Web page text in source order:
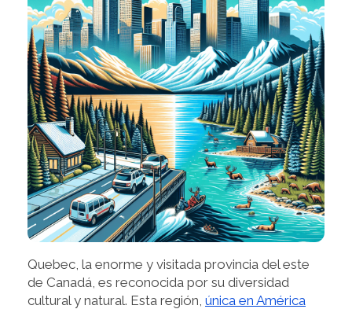
Quebec, la enorme y visitada provincia del este
de Canadá, es reconocida por su diversidad
cultural y natural. Esta región, única en América